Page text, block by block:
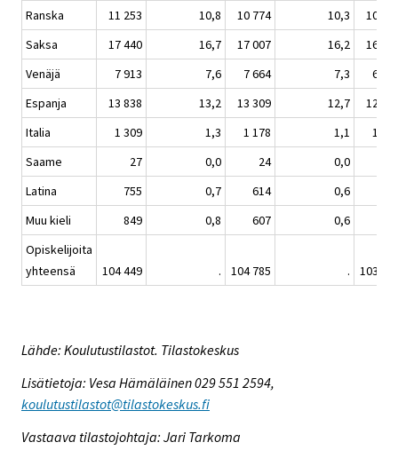
Ranska
11 253 10,8 10 774 10,3
10
Saksa
17 440 16,7 17 007 16,2
16
Venäjä
7 913 7,6 7 664 7,3
6
Espanja
13 838 13,2 13 309 12,7
12
Italia
1 309 1,3 1 178 1,1
1
Saame
27 0,0 24 0,0
Latina
755 0,7 614 0,6
Muu kieli
849 0,8 607 0,6
Opiskelijoita
yhteensä
104 449 . 104 785 . 103
Lähde: Koulutustilastot. Tilastokeskus
Lisätietoja: Vesa Hämäläinen 029 551 2594,
koulutustilastot@tilastokeskus.fi
Vastaava tilastojohtaja: Jari Tarkoma